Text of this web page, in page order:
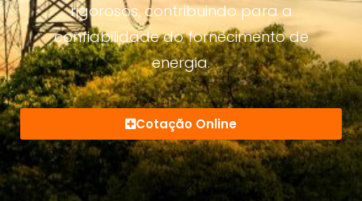
rigorosos, contribuindo para a
confiabilidade do fornecimento de
energia.
Cotação Online